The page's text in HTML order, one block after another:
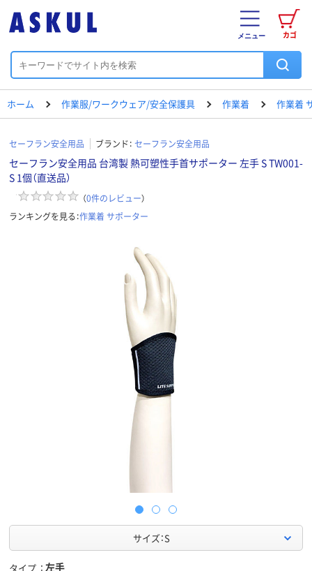
カゴ
メニュー
ホーム 作業服/ワークウェア/安全保護具 作業着 作業着
セーフラン安全用品 ブランド： セーフラン安全用品
セーフラン安全用品 台湾製 熱可塑性手首サポーター 左手 S TW001-
S 1個（直送品）
（0件のレビュー）
ランキングを見る：作業着 サポーター
サイズ：S
タイプ 左手